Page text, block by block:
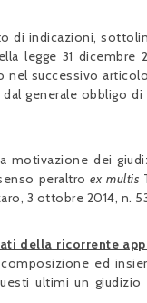
di indicazioni,
legge 31 dicembre
nel successivo
generale obbligo
motivazione dei
peraltroex multis
3 ottobre 2014, n.
della ricorrente
ed
ultimi un